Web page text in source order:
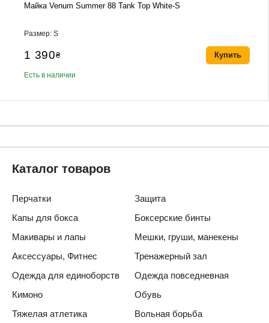
Майка Venum Summer 88 Tank Top White-S
Размер: S
1 390₴
Есть в наличии
Купить
Каталог товаров
Перчатки
Защита
Капы для бокса
Боксерские бинты
Макивары и лапы
Мешки, груши, манекены
Аксессуары, Фитнес
Тренажерный зал
Одежда для единоборств
Одежда повседневная
Кимоно
Обувь
Тяжелая атлетика
Вольная борьба